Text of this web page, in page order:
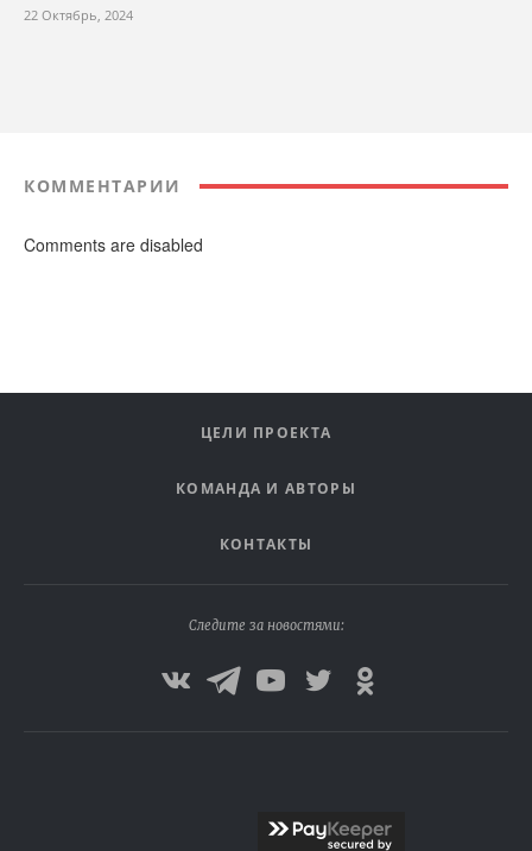
22 Октябрь, 2024
КОММЕНТАРИИ
Comments are disabled
ЦЕЛИ ПРОЕКТА
КОМАНДА И АВТОРЫ
КОНТАКТЫ
Следите за новостями: